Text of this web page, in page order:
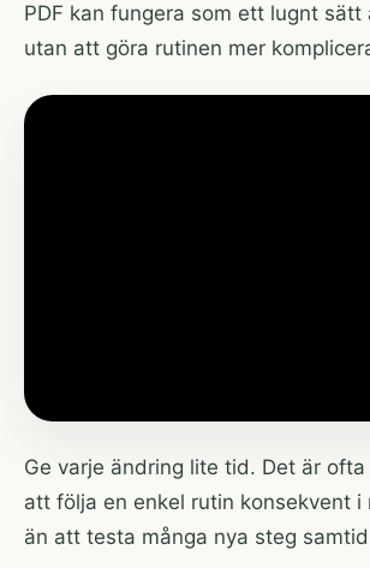
PDF kan fungera som ett lugnt sätt
utan att göra rutinen mer
Ge varje ändring lite tid. Det är
att följa en enkel rutin konsekvent i
än att testa många nya steg